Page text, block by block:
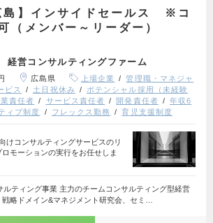
島】インサイドセールス ※コ
（メンバー～リーダー）
営コンサルティングファーム
広島県 上場企業
管理職・マネジャ
ビス 土日祝休み
ポテンシャル採用（未経験
責任者 サービス責任者 開発責任者
年収6
ィブ制度 フレックス勤務 育児支援制度
コンサルティングサービスのリ
モーションの実行をお任せしま
ルティング事業 主力のチームコンサルティング型経営
略ドメイン&マネジメント研究会、セミ…